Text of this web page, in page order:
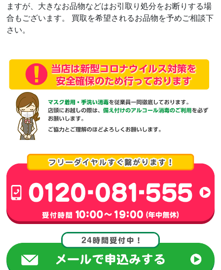
ますが、大きなお品物などはお引取り処分をお断りする場
合もございます。 買取を希望されるお品物を予めご相談下
さい。